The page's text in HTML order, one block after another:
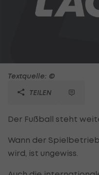
Textquelle: ©
TEILEN
Der Fußball steht
Wann der
wird, ist ungewiss.